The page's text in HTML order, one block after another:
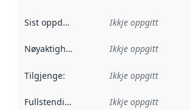
Sist oppdatert Ikkje oppgitt
Nøyaktigheit Ikkje oppgitt
Tilgjenge: Ikkje oppgitt
Fullstendigheit Ikkje oppgitt